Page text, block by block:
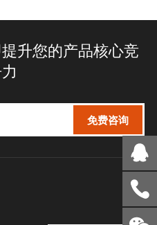
升您的产品核心竞